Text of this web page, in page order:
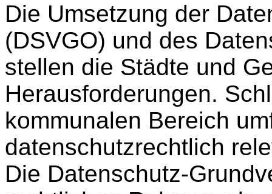
Die Umsetzung der
(DSVGO) und des
stellen die Städte und
Herausforderungen.
kommunalen Bereich
datenschutzrechtlich
Die Datenschutz-